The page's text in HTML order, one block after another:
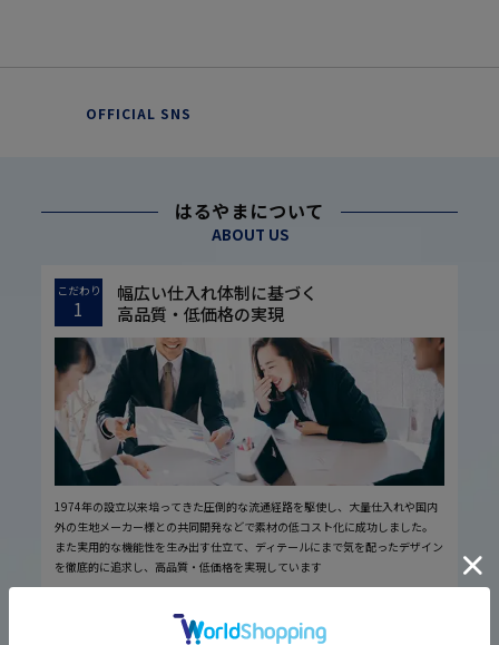
OFFICIAL SNS
はるやまについて
ABOUT US
こだわり
1
幅広い仕入れ体制に基づく
高品質・低価格の実現
1974年の設立以来培ってきた圧倒的な流通経路を駆使し、大量仕入れや国内
外の生地メーカー様との共同開発などで素材の低コスト化に成功しました。
また実用的な機能性を生み出す仕立て、ディテールにまで気を配ったデザイン
を徹底的に追求し、高品質・低価格を実現しています
厳しい品質管理体制に基づく